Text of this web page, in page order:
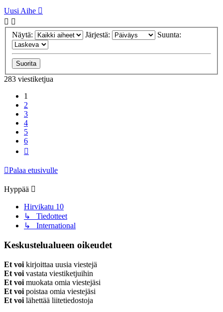
Uusi Aihe
Näytä: Järjestä: Suunta:
283 viestiketjua
1
2
3
4
5
6
Palaa etusivulle
Hyppää
Hirvikatu 10
↳ Tiedotteet
↳ International
Keskustelualueen oikeudet
Et voi kirjoittaa uusia viestejä
Et voi vastata viestiketjuihin
Et voi muokata omia viestejäsi
Et voi poistaa omia viestejäsi
Et voi lähettää liitetiedostoja